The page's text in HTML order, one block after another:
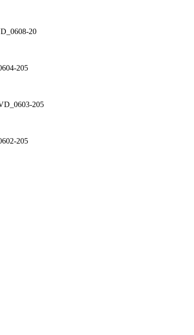
20
205
205
205